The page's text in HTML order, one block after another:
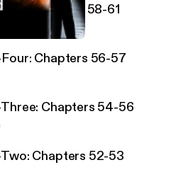
Chapters 58-61
Chapters 56-57
Chapters 54-56
Chapters 52-53